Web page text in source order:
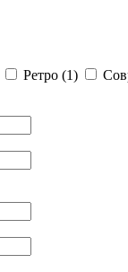
Ретро (1)